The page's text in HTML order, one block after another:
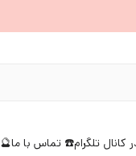
تلگرام☎️ تماس با ما